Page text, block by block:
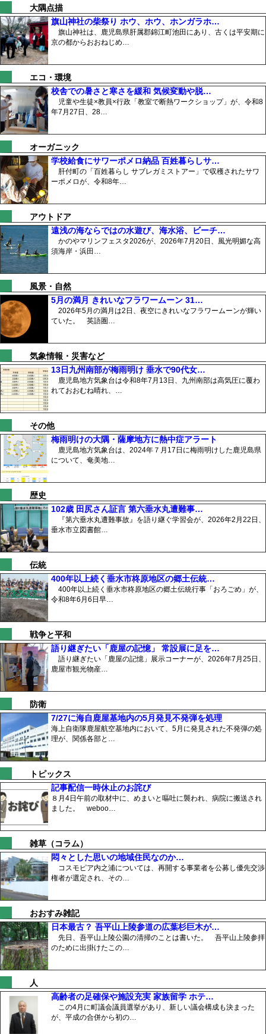
大隅点描
旗山神社の柴祭り ホウ、ホウ、ホンガラホ…
旗山神社は、鹿児島県肝属郡錦江町池田にあり、古くは平安期に
京の都からおおねじめ…
エコ・環境
校舎での暑さと寒さを緩和 気候変動や脱…
児童や生徒×教員×行政「教室で断熱ワークショップ」が、令和8
年7月27日、28…
オーガニック
学校給食にサワーポメロ納品 百姓暮らしサ…
肝付町の「百姓暮らし サブレガミストアー」で収穫されたサワ
ーポメロが、令和8年…
アウトドア
遠浅の海ならではの水遊び、海水浴、ビーチ…
かのやマリンフェスタ2026が、2026年7月20日、風光明媚な高
須海岸・浜田…
風景・自然
5月の満月 きれいなフラワームーン 31…
2026年5月の満月は2日、夜空にきれいなフラワームーンが輝い
ていた。 英語圏…
気象情報・災害など
13日九州南部が梅雨明け 垂水で90代女…
鹿児島地方気象台は令和8年7月13日、九州南部は高気圧に覆わ
れておおむね晴れ、…
その他
梅雨明けの大隅・薩摩地方に熱中症アラート
鹿児島地方気象台は、2024年７月17日に梅雨明けした鹿児島県
について、奄美地…
歴史
102歳 田尻さん証言 第六垂水丸遭難事…
『第六垂水丸遭難事故』を語り継ぐ学習会が、2026年2月22日、
垂水市立図書館…
伝統
400年以上続く垂水市柊原地区の郷土伝統…
400年以上続く垂水市柊原地区の郷土伝統行事「おろごめ」が、
令和8年6月6日早…
戦争と平和
語り継ぎたい「鹿屋の記憶」 常設展に足を…
語り継ぎたい「鹿屋の記憶」展示コーナーが、2026年7月25日、
鹿屋市観光物産…
防衛
7/27に海自鹿屋基地内の5月発見不発弾を処理
海上自衛隊鹿屋航空基地内において、5月に発見された不発弾の処
理が、関係各部と…
トピックス
記事配信一時休止のお詫び
８月4日午前の取材中に、めまいと嘔吐に襲われ、病院に搬送され
ました。 weboo…
雑草（コラム）
悶々とした思いの地域住民なのか…
コスモピア内之浦については、再開する事業者を公募し優先交渉
権者が選定され、その…
おおすみ雑記
日本最古？ 吾平山上陵参道の広葉杉巨木が…
先日、吾平山上陵公園の清掃のことは書いた。 吾平山上陵参拝
のために出掛けたこの…
人
高齢者の足確保や施設充実 家族留学 ホテ…
この4月に町議会議員選挙があり、新しい議会構成も決まった
が、平成の合併から初の…